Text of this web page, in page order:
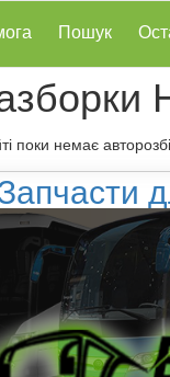
Пошук
поки немає